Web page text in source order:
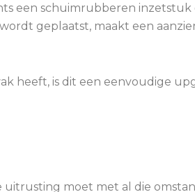
een schuimrubberen
geplaatst, maakt een
heeft, is dit een eenvoudige
uitrusting moet met al die